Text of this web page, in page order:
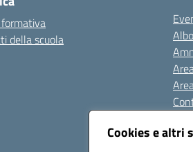
Cookies e altri
della scuola